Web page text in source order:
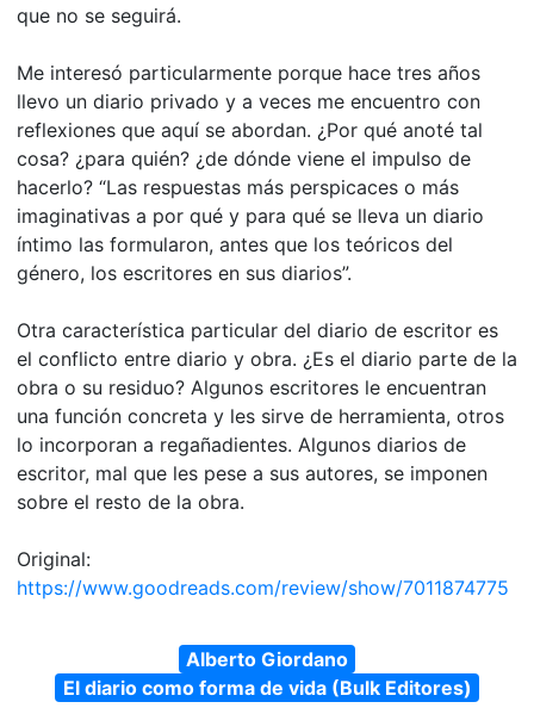
que no se seguirá.
Me interesó particularmente porque hace tres años
llevo un diario privado y a veces me encuentro con
reflexiones que aquí se abordan. ¿Por qué anoté tal
cosa? ¿para quién? ¿de dónde viene el impulso de
hacerlo? “Las respuestas más perspicaces o más
imaginativas a por qué y para qué se lleva un diario
íntimo las formularon, antes que los teóricos del
género, los escritores en sus diarios”.
Otra característica particular del diario de escritor es
el conflicto entre diario y obra. ¿Es el diario parte de la
obra o su residuo? Algunos escritores le encuentran
una función concreta y les sirve de herramienta, otros
lo incorporan a regañadientes. Algunos diarios de
escritor, mal que les pese a sus autores, se imponen
sobre el resto de la obra.
Original:
https://www.goodreads.com/review/show/7011874775
Alberto Giordano
El diario como forma de vida (Bulk Editores)